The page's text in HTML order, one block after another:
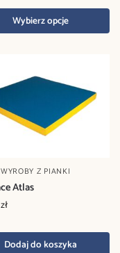
Wybierz opcje
WYROBY Z PIANKI
Atlas
zł
Dodaj do koszyka